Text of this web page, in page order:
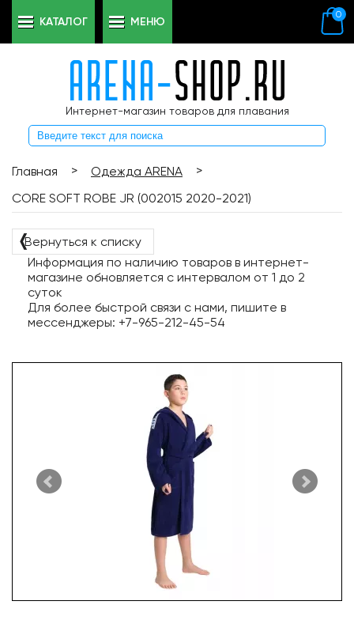
Интернет-магазин товаров для плавания
0
КАТАЛОГ МЕНЮ
Главная > Одежда ARENA
>
CORE SOFT ROBE JR (002015 2020-2021)
❬Вернуться к списку
Информация по наличию товаров в интернет-
магазине обновляется с интервалом от 1 до 2
суток
Для более быстрой связи с нами, пишите в
мессенджеры: +7-965-212-45-54